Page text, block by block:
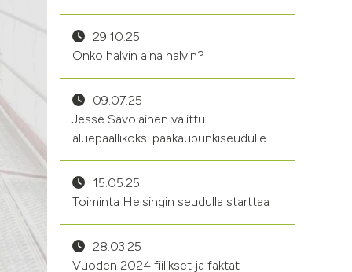
29.10.25
Onko halvin aina halvin?
09.07.25
Jesse Savolainen valittu
aluepäälliköksi pääkaupunkiseudulle
15.05.25
Toiminta Helsingin seudulla starttaa
28.03.25
Vuoden 2024 fiilikset ja faktat